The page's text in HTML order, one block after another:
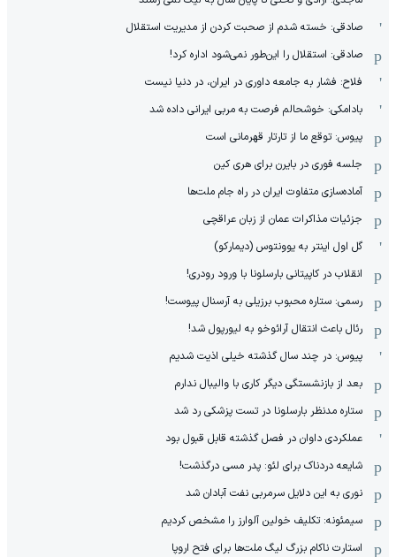
صادقی: خسته شدم از صحبت کردن از مدیریت استقلال
صادقی: استقلال را این‌طور نمی‌شود اداره کرد!
فلاح: فشار به جامعه داوری در ایران، در دنیا نیست
بادامکی: خوشحالم فرصت به مربی ایرانی داده شد
پیوس: توقع ما از تارتار قهرمانی است
جلسه فوری در بایرن برای هری کین
آماده‌سازی متفاوت ایران در راه جام ملت‌ها
جزئیات مذاکرات عمان از زبان عراقچی
گل اول اینتر به یوونتوس (دیمارکو)
انقلاب در کاپیتانی بارسلونا با ورود رودری!
رسمی: ستاره محبوب برزیلی به آرسنال پیوست!
رئال باعث انتقال آرائوخو به لیورپول شد!
پیوس: در چند سال گذشته خیلی اذیت شدیم
بعد از بازنشستگی دیگر کاری با والیبال ندارم
ستاره مدنظر بارسلونا در تست پزشکی رد شد
عملکردی داوان در فصل گذشته قابل قبول بود
شایعه دردناک برای لئو: پدر مسی درگذشت!
نوری به این دلایل سرمربی نفت آبادان شد
سیمئونه: تکلیف خولین آلوارز را مشخص کردیم
استارت ناکام بزرگ لیگ ملت‌ها برای فتح اروپا